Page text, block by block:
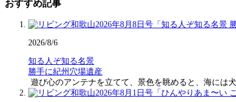
おすすめ記事
2026/8/6
知る人ぞ知る名景
勝手に紀州穴場遺産
遊び心のアンテナを立てて、景色を眺めると、海に